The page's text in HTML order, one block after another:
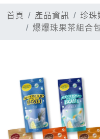
首頁 產品資訊
珍珠
爆爆珠果茶組合